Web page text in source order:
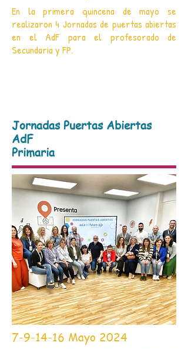
En la primera quincena de mayo se
realizaron 4 Jornadas de puertas abiertas
en el AdF para el profesorado de
Secundaria y FP.
Jornadas Puertas Abiertas
AdF
Primaria
7-9-14-16 Mayo 2024